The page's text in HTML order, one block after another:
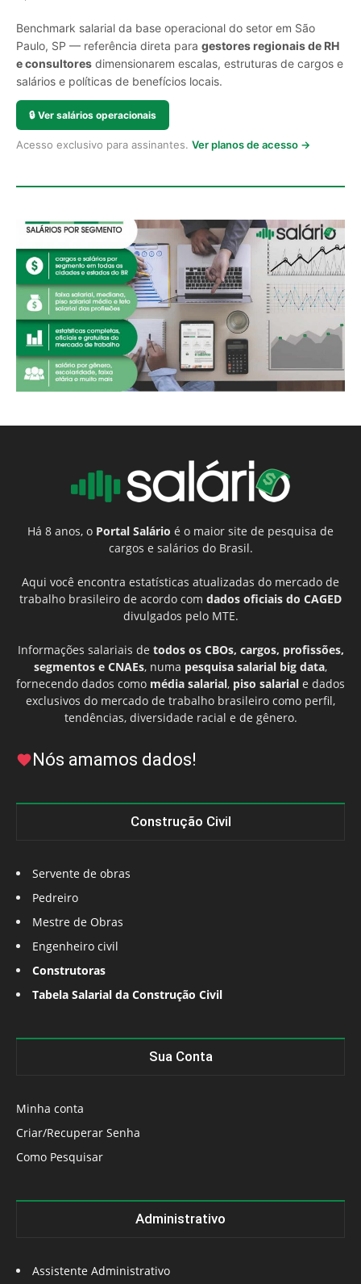
Benchmark salarial da base operacional do setor em São
Paulo, SP — referência direta para gestores regionais de RH
e consultores dimensionarem escalas, estruturas de cargos e
salários e políticas de benefícios locais.
🔒 Ver salários operacionais
Acesso exclusivo para assinantes. Ver planos de acesso →
Há 8 anos, o Portal Salário é o maior site de pesquisa de
cargos e salários do Brasil.
Aqui você encontra estatísticas atualizadas do mercado de
trabalho brasileiro de acordo com dados oficiais do CAGED
divulgados pelo MTE.
Informações salariais de todos os CBOs, cargos, profissões,
segmentos e CNAEs, numa pesquisa salarial big data,
fornecendo dados como média salarial, piso salarial e dados
exclusivos do mercado de trabalho brasileiro como perfil,
tendências, diversidade racial e de gênero.
Nós amamos dados!
Construção Civil
Servente de obras
Pedreiro
Mestre de Obras
Engenheiro civil
Construtoras
Tabela Salarial da Construção Civil
Sua Conta
Minha conta
Criar/Recuperar Senha
Como Pesquisar
Administrativo
Assistente Administrativo